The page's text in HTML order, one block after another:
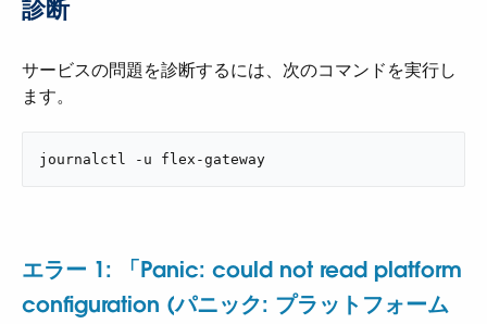
診断
サービスの問題を診断するには、次のコマンドを実行し
ます。
journalctl -u flex-gateway
エラー 1: 「Panic: could not read platform
configuration (パニック: プラットフォーム